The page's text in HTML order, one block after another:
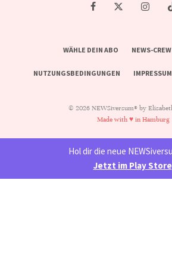
WÄHLE DEIN ABO NEWS-
NUTZUNGSBEDINGUNGEN IMPRESSUM
© 2026 NEWSiversum® by
Made with ♥ in Hamburg
Hol dir die neue
Jetzt im Play Store